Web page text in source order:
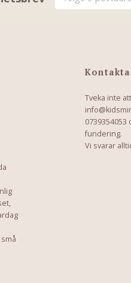
Tveka inte
fundering.
Vi svarar